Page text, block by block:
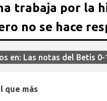
trabaja por la
no se hace
en: Las notas del Betis 0-
que más